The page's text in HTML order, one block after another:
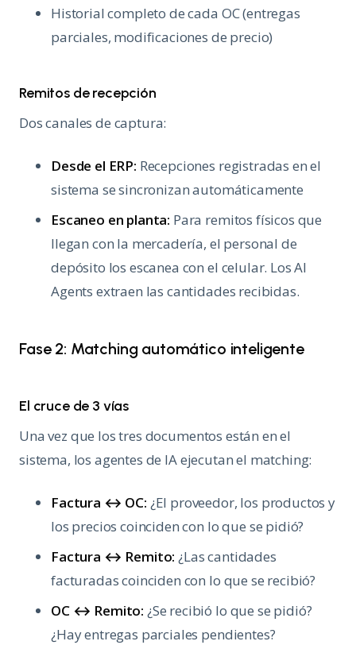
Historial completo de cada OC (entregas
parciales, modificaciones de precio)
Remitos de recepción
Dos canales de captura:
Desde el ERP: Recepciones registradas en el
sistema se sincronizan automáticamente
Escaneo en planta: Para remitos físicos que
llegan con la mercadería, el personal de
depósito los escanea con el celular. Los AI
Agents extraen las cantidades recibidas.
Fase 2: Matching automático inteligente
El cruce de 3 vías
Una vez que los tres documentos están en el
sistema, los agentes de IA ejecutan el matching:
Factura ↔ OC: ¿El proveedor, los productos y
los precios coinciden con lo que se pidió?
Factura ↔ Remito: ¿Las cantidades
facturadas coinciden con lo que se recibió?
OC ↔ Remito: ¿Se recibió lo que se pidió?
¿Hay entregas parciales pendientes?